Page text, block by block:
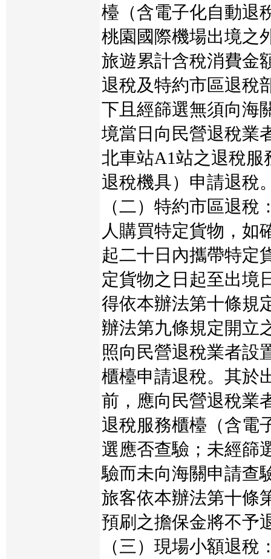
檯（含電子化自動退
桃園國際機場出境之
旅遊累計含稅消費金
退稅及特約市區退稅
下且經篩選無須向海
境當日向民營退稅業
北車站A1站之退稅
退稅機具）申請退稅
（二）特約市區退
人購買特定貨物，如
起二十日內攜帶特定
定貨物之日起至出境
得依本辦法第十條規
辦法第九條規定開立
照向民營退稅業者設
櫃檯申請退稅。其於
前，應向民營退稅業
退稅服務櫃檯（含電
選應否查驗；未經篩
驗而未向海關申請查
旅客依本辦法第十條
預刷之擔保金將不予
（三）現場小額退